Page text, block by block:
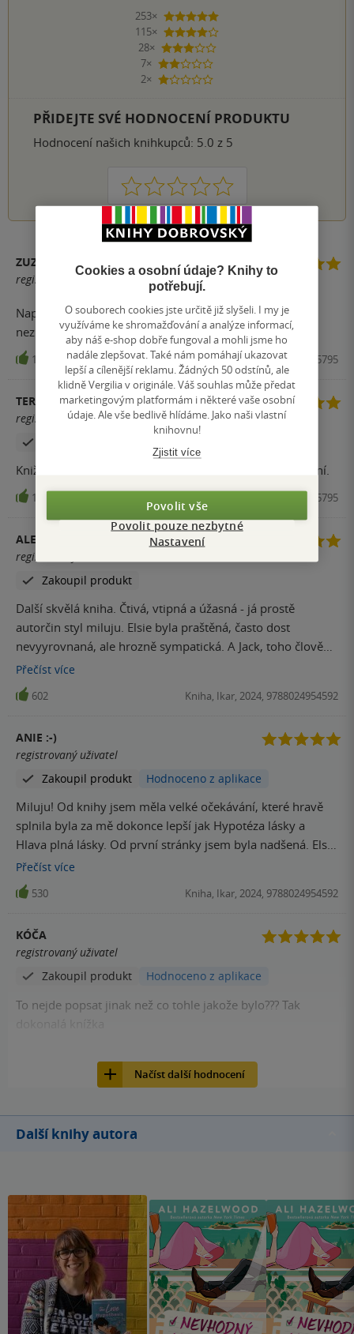
253×
5 hvězdiček
115×
4 hvězdičky
28×
3 hvězdičky
7×
2 hvězdičky
2×
1 hvezdička
PŘIDEJTE SVÉ HODNOCENÍ PRODUKTU
Hodnocení našich knihkupců: 5.0 z 5
1 2 3 4 5
ZUZANA PAVLÍKOVÁ
registrovaný uživatel
Naprosto miluji The Love Hypothesis, a ani tahle
nezklamala Skvělý humor, a za mě zajímavý děj!!
1544 Kniha, Little, Brown and Company, 2023, 9781408725795
TEREZA DUFKOVÁ
registrovaný uživatel
Knižka je ÚŽASNÁ!!! Ale byla bych ráda i v českém vydání.
1509 Kniha, Little, Brown and Company, 2023, 9781408725795
ALENA NOVÁKOVÁ
registrovaný uživatel
Zakoupil produkt
Další skvělá kniha. Čtivá, vtipná a úžasná - já prostě
autorčin styl miluju. Elsie byla praštěná, často dost
nevyyrovnaná, ale hrozně sympatická. A Jack, toho člověk
musí milovat od začátku.
Přečíst více
602 Kniha, Ikar, 2024, 9788024954592
ANIE :-)
registrovaný uživatel
Zakoupil produkt
Hodnoceno z aplikace
Miluju! Od knihy jsem měla velké očekávání, které hravě
splnila byla za mě dokonce lepší jak Hypotéza lásky a
Hlava plná lásky. Od první stránky jsem byla nadšená. Elsie
je přesně ten typ hrdinky, který miluji, její láska k sýrům a
stmívání je dokonalá. Zápletka s Jackem je skvělá, to jak se
z úhlavního nepřítele stane partner… typická zápletka Ali
Přečíst více
530 Kniha, Ikar, 2024, 9788024954592
KÓČA
registrovaný uživatel
Zakoupil produkt
Hodnoceno z aplikace
To nejde popsat jinak než co tohle jakože bylo??? Tak
Načíst další hodnocení
Další knihy autora
Cookies a osobní údaje? Knihy to
potřebují.
O souborech cookies jste určitě již slyšeli. I my je
využíváme ke shromažďování a analýze informací,
aby náš e-shop dobře fungoval a mohli jsme ho
nadále zlepšovat. Také nám pomáhají ukazovat
lepší a cílenější reklamu. Žádných 50 odstínů, ale
klidně Vergilia v originále. Váš souhlas může předat
marketingovým platformám i některé vaše osobní
údaje. Ale vše bedlivě hlídáme. Jako naši vlastní
knihovnu!
Zjistit více
Povolit vše
Povolit pouze nezbytné
Nastavení